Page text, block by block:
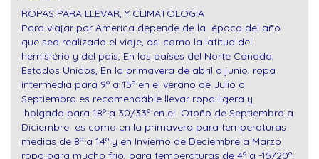
ROPAS PARA LLEVAR, Y CLIMATOLOGIA
Para viajar por America depende de la época del año
que sea realizado el viaje, asi como la latitud del
hemisfério y del pais, En los países del Norte Canada,
Estados Unidos, En la primavera de abril a junio, ropa
intermedia para 9º a 15º en el verãno de Julio a
Septiembro es recomendáble llevar ropa ligera y
holgada para 18º a 30/33º en el Otoño de Septiembro a
Diciembre es como en la primavera para temperaturas
medias de 8º a 14º y en Invierno de Deciembre a Marzo
ropa para mucho frio, para temperaturas de 4º a -15/20º.